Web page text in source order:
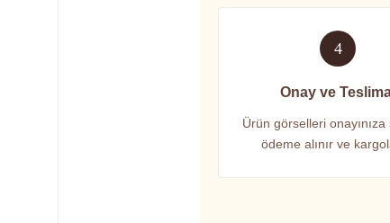
4
Onay ve
Ürün görselleri onayınıza
ödeme alınır ve